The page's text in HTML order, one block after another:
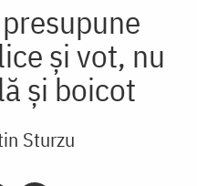
şi vot, nu
şi boicot
Sturzu